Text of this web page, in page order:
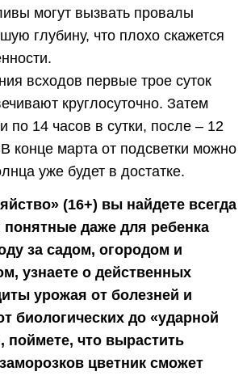
могут вызвать провалы
глубину, что плохо скажется
всходов первые трое суток
круглосуточно. Затем
по 14 часов в сутки, после – 12
В конце марта от подсветки можно
уже будет в достатке.
(16+) вы найдете всегда
понятные даже для ребенка
за садом, огородом и
узнаете о действенных
урожая от болезней и
биологических до «ударной
поймете, что вырастить
цветник сможет